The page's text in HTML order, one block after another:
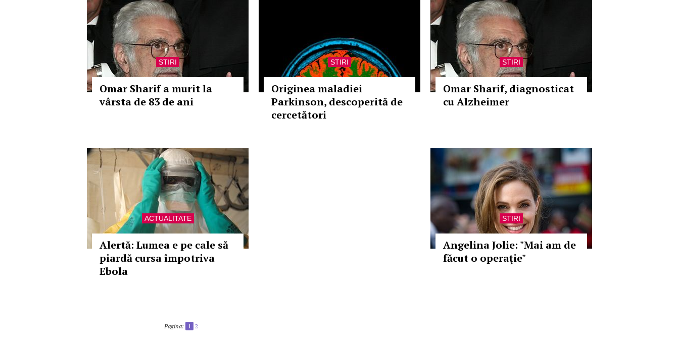
STIRI
Omar Sharif a murit la
vârsta de 83 de ani
STIRI
Originea maladiei
Parkinson, descoperită de
cercetători
STIRI
Omar Sharif, diagnosticat
cu Alzheimer
ACTUALITATE
Alertă: Lumea e pe cale să
piardă cursa împotriva
Ebola
STIRI
Angelina Jolie: "Mai am de
făcut o operaţie"
Pagina: 1 2